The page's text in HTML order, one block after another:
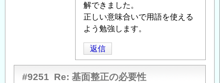
者
に
よ
「Re:
基
面
解できました。
正しい意味合いで用語を使える
よう勉強します。
返信
#9251 Re: 基面整正の必要性